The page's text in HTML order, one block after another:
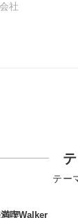
社
テー
喫Walker